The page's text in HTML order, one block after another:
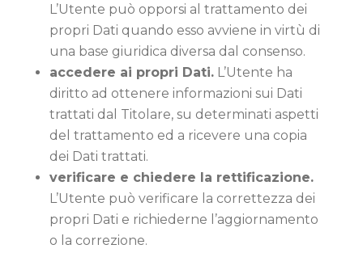
L’Utente può opporsi al trattamento dei
propri Dati quando esso avviene in virtù di
una base giuridica diversa dal consenso.
accedere ai propri Dati.L’Utente ha
diritto ad ottenere informazioni sui Dati
trattati dal Titolare, su determinati aspetti
del trattamento ed a ricevere una copia
dei Dati trattati.
verificare e chiedere la rettificazione.
L’Utente può verificare la correttezza dei
propri Dati e richiederne l’aggiornamento
o la correzione.